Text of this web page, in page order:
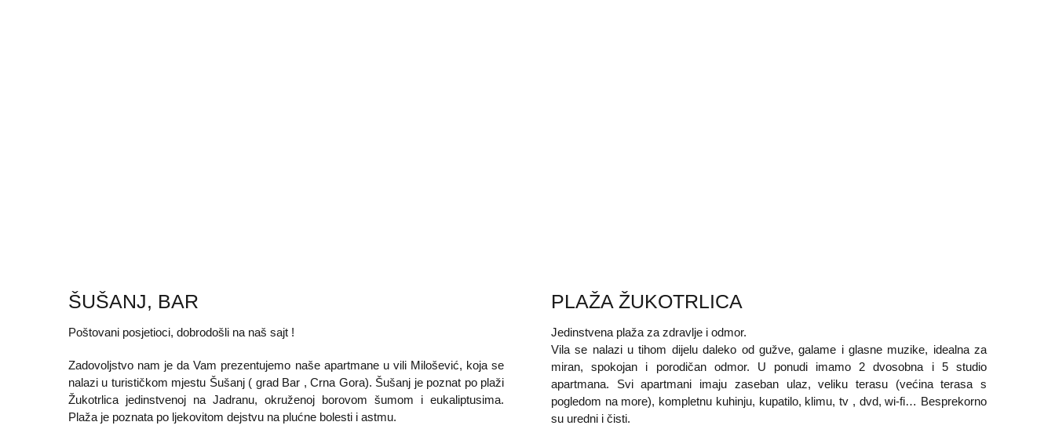
ŠUŠANJ, BAR
Poštovani posjetioci, dobrodošli na naš sajt !
Zadovoljstvo nam je da Vam prezentujemo naše apartmane u vili Milošević, koja se
nalazi u turističkom mjestu Šušanj ( grad Bar , Crna Gora). Šušanj je poznat po plaži
Žukotrlica jedinstvenoj na Jadranu, okruženoj borovom šumom i eukaliptusima.
Plaža je poznata po ljekovitom dejstvu na plućne bolesti i astmu.
PLAŽA ŽUKOTRLICA
Jedinstvena plaža za zdravlje i odmor.
Vila se nalazi u tihom dijelu daleko od gužve, galame i glasne muzike, idealna za
miran, spokojan i porodičan odmor. U ponudi imamo 2 dvosobna i 5 studio
apartmana. Svi apartmani imaju zaseban ulaz, veliku terasu (većina terasa s
pogledom na more), kompletnu kuhinju, kupatilo, klimu, tv , dvd, wi-fi… Besprekorno
su uredni i čisti.